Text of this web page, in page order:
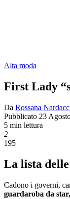
Alta moda
First Lady
Da Rossana
Pubblicato 23
5 min lettura
2
195
La lista
Cadono i governi,
guardaroba da star,